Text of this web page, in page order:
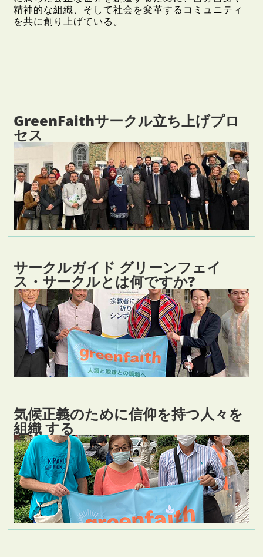
精神的な組織、そして社会を変革するコミュニティ
を共に創り上げている。
GreenFaithサークル立ち上げプロ
セス
サークルガイド グリーンフェイ
ス・サークルとは何ですか?
気候正義のために信仰を持つ人々を
組織 する